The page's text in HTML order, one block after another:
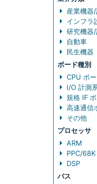
産業機器
インフラ
研究機器
自動車
民生機器
ボード種別
CPU ボ
I/O 計測
規格 IF
高速通信
その他
プロセッサ
ARM
PPC/
DSP
バス